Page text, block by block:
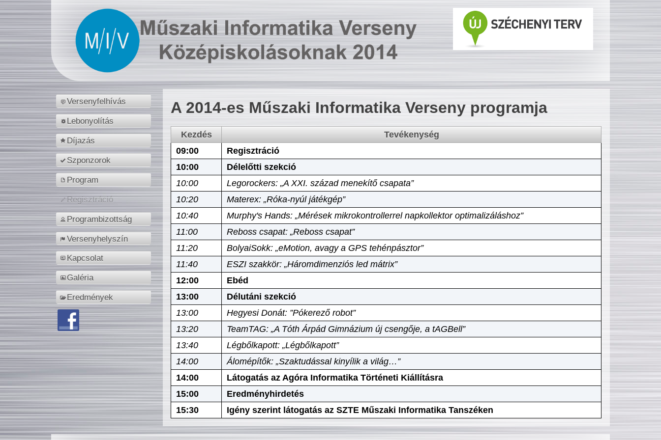
Versenyfelhívás
Lebonyolítás
Díjazás
Szponzorok
Program
Regisztráció
Programbizottság
Versenyhelyszín
Kapcsolat
Galéria
Eredmények
A 2014-es Műszaki Informatika Verseny programja
Kezdés
Tevékenység
09:00
Regisztráció
10:00
Délelőtti szekció
10:00
Legorockers: „A XXI. század menekítő csapata”
10:20
Materex: „Róka-nyúl játékgép”
10:40
Murphy's Hands: „Mérések mikrokontrollerrel napkollektor optimalizáláshoz”
11:00
Reboss csapat: „Reboss csapat”
11:20
BolyaiSokk: „eMotion, avagy a GPS tehénpásztor”
11:40
ESZI szakkör: „Háromdimenziós led mátrix”
12:00
Ebéd
13:00
Délutáni szekció
13:00
Hegyesi Donát: ”Pókerező robot”
13:20
TeamTAG: „A Tóth Árpád Gimnázium új csengője, a tAGBell”
13:40
Légbőlkapott: „Légbőlkapott”
14:00
Álomépítők: „Szaktudással kinyílik a világ…”
14:00
Látogatás az Agóra Informatika Történeti Kiállításra
15:00
Eredményhirdetés
15:30
Igény szerint látogatás az SZTE Műszaki Informatika Tanszéken